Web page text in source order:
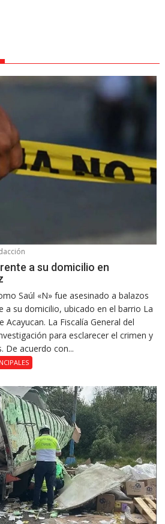
a su domicilio en
Saúl «N» fue asesinado a balazos
a su domicilio, ubicado en el barrio La
Acayucan. La Fiscalía General del
para esclarecer el crimen y
De acuerdo con...